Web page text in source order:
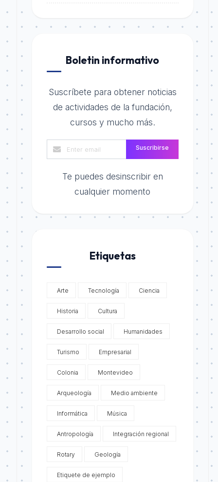
Boletin informativo
Suscríbete para obtener noticias
de actividades de la fundación,
cursos y mucho más.
Suscribirse
Te puedes desinscribir en
cualquier momento
Etiquetas
Arte Tecnología Ciencia
Historia Cultura
Desarrollo social Humanidades
Turismo Empresarial
Colonia Montevideo
Arqueología Medio ambiente
Informática Música
Antropología Integración regional
Rotary Geología
Etiquete de ejemplo